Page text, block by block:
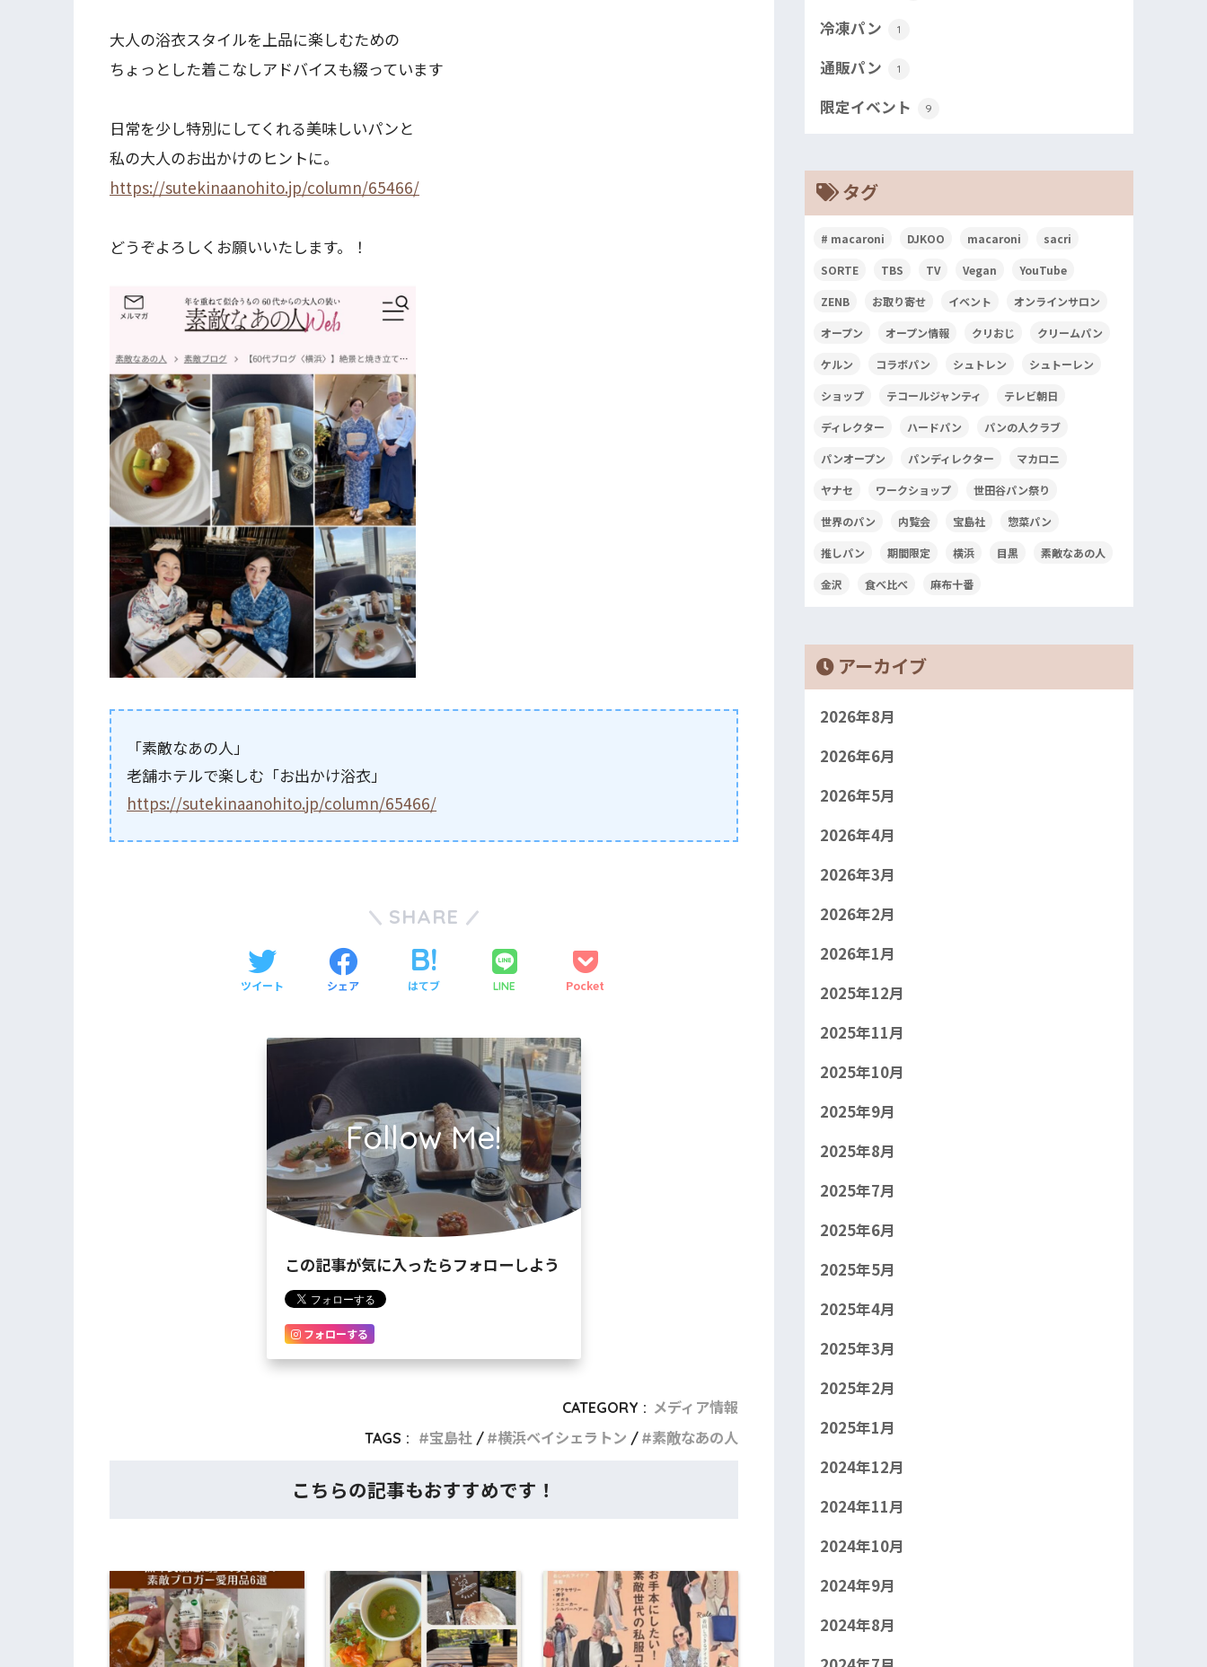
大人の浴衣スタイルを上品に楽しむための
ちょっとした着こなしアドバイスも綴っています
日常を少し特別にしてくれる美味しいパンと
私の大人のお出かけのヒントに。
https://sutekinaanohito.jp/column/65466/
どうぞよろしくお願いいたします。！
「素敵なあの人」
老舗ホテルで楽しむ「お出かけ浴衣」
https://sutekinaanohito.jp/column/65466/
SHARE
ツイート シェア はてブ LINE Pocket
Follow Me!
この記事が気に入ったらフォローしよう
フォローする
CATEGORY : メディア情報
TAGS :
宝島社 横浜ベイシェラトン 素敵なあの人
こちらの記事もおすすめです！
冷凍パン 1
通販パン 1
限定イベント 9
タグ
# macaroni DJKOO macaroni sacri
SORTE TBS TV Vegan YouTube
ZENB お取り寄せ イベント オンラインサロン
オープン オープン情報 クリおじ クリームパン
ケルン コラボパン シュトレン シュトーレン
ショップ テコールジャンティ テレビ朝日
ディレクター ハードパン パンの人クラブ
パンオープン パンディレクター マカロニ
ヤナセ ワークショップ 世田谷パン祭り
世界のパン 内覧会 宝島社 惣菜パン
推しパン 期間限定 横浜 目黒 素敵なあの人
金沢 食べ比べ 麻布十番
アーカイブ
2026年8月
2026年6月
2026年5月
2026年4月
2026年3月
2026年2月
2026年1月
2025年12月
2025年11月
2025年10月
2025年9月
2025年8月
2025年7月
2025年6月
2025年5月
2025年4月
2025年3月
2025年2月
2025年1月
2024年12月
2024年11月
2024年10月
2024年9月
2024年8月